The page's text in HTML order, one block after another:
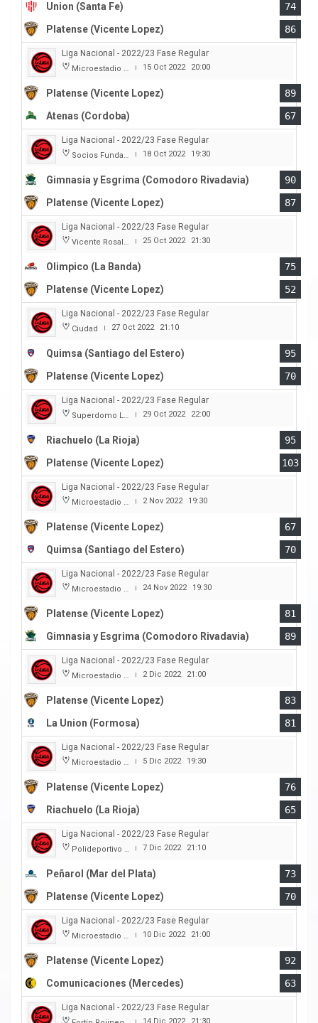
Union (Santa Fe)
74
Platense (Vicente Lopez)
86
Liga Nacional - 2022/23 Fase Regular
Microestadio Ciudad de Vicente Lopez | 15 Oct 2022 20:00
Platense (Vicente Lopez)
89
Atenas (Cordoba)
67
Liga Nacional - 2022/23 Fase Regular
Socios Fundadores | 18 Oct 2022 19:30
Gimnasia y Esgrima (Comodoro Rivadavia)
90
Platense (Vicente Lopez)
87
Liga Nacional - 2022/23 Fase Regular
Vicente Rosales | 25 Oct 2022 21:30
Olimpico (La Banda)
75
Platense (Vicente Lopez)
52
Liga Nacional - 2022/23 Fase Regular
Ciudad | 27 Oct 2022 21:10
Quimsa (Santiago del Estero)
95
Platense (Vicente Lopez)
70
Liga Nacional - 2022/23 Fase Regular
Superdomo La Rioja | 29 Oct 2022 22:00
Riachuelo (La Rioja)
95
Platense (Vicente Lopez)
103
Liga Nacional - 2022/23 Fase Regular
Microestadio Ciudad de Vicente Lopez | 2 Nov 2022 19:30
Platense (Vicente Lopez)
67
Quimsa (Santiago del Estero)
70
Liga Nacional - 2022/23 Fase Regular
Microestadio Ciudad de Vicente Lopez | 24 Nov 2022 19:30
Platense (Vicente Lopez)
81
Gimnasia y Esgrima (Comodoro Rivadavia)
89
Liga Nacional - 2022/23 Fase Regular
Microestadio Ciudad de Vicente Lopez | 2 Dic 2022 21:00
Platense (Vicente Lopez)
83
La Union (Formosa)
81
Liga Nacional - 2022/23 Fase Regular
Microestadio Ciudad de Vicente Lopez | 5 Dic 2022 19:30
Platense (Vicente Lopez)
76
Riachuelo (La Rioja)
65
Liga Nacional - 2022/23 Fase Regular
Polideportivo Islas Malvinas | 7 Dic 2022 21:10
Peñarol (Mar del Plata)
73
Platense (Vicente Lopez)
70
Liga Nacional - 2022/23 Fase Regular
Microestadio Ciudad de Vicente Lopez | 10 Dic 2022 21:00
Platense (Vicente Lopez)
92
Comunicaciones (Mercedes)
63
Liga Nacional - 2022/23 Fase Regular
|